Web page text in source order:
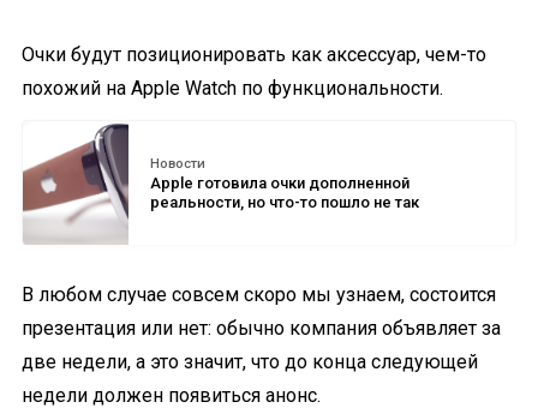
Очки будут позиционировать как аксессуар, чем-то
похожий на Apple Watch по функциональности.
Новости
Apple готовила очки дополненной
реальности, но что-то пошло не так
В любом случае совсем скоро мы узнаем, состоится
презентация или нет: обычно компания объявляет за
две недели, а это значит, что до конца следующей
недели должен появиться анонс.